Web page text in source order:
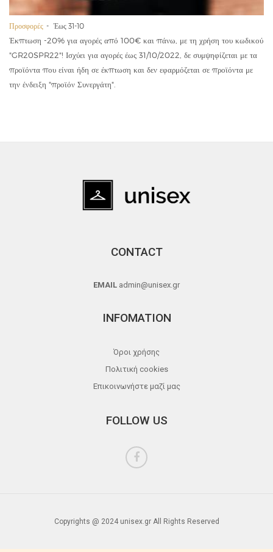
Προσφορές Έως 31-10
Έκπτωση -20% για αγορές από 100€ και πάνω, με τη χρήση του κωδικού
"GR20SPR22"! Ισχύει για αγορές έως 31/10/2022, δε συμψηφίζεται με τα
προϊόντα που είναι ήδη σε έκπτωση και δεν εφαρμόζεται σε προϊόντα με
την ένδειξη "προϊόν Συνεργάτη".
CONTACT
EMAIL admin@unisex.gr
INFOMATION
Όροι χρήσης
Πολιτική cookies
Επικοινωνήστε μαζί μας
FOLLOW US
Copyrights @ 2024 unisex.gr All Rights Reserved